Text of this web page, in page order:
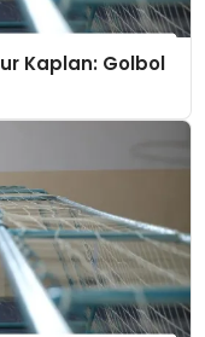
Kaplan: Golbol